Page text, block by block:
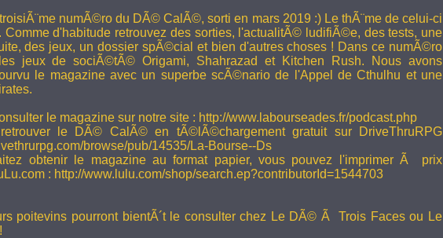
numÃ©ro du DÃ© CalÃ©, sorti en mars 2019 :) Le thÃ¨me de celui-ci
Comme d'habitude retrouvez des sorties, l'actualitÃ© ludifiÃ©e, des tests, une
des jeux, un dossier spÃ©cial et bien d'autres choses ! Dans ce numÃ©ro
jeux de sociÃ©tÃ© Origami, Shahrazad et Kitchen Rush. Nous avons
le magazine avec un superbe scÃ©nario de l'Appel de Cthulhu et une
le magazine sur notre site : http://www.labourseades.fr/podcast.php
le DÃ© CalÃ© en tÃ©lÃ©chargement gratuit sur DriveThruRPG
browse/pub/14535/La-Bourse--Ds
obtenir le magazine au format papier, vous pouvez l'imprimer Ã prix
: http://www.lulu.com/shop/search.ep?contributorId=1544703
poitevins pourront bientÃ´t le consulter chez Le DÃ© Ã Trois Faces ou Le